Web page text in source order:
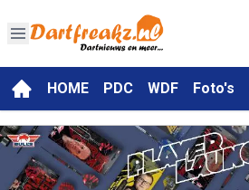
HOME PDC WDF Foto's